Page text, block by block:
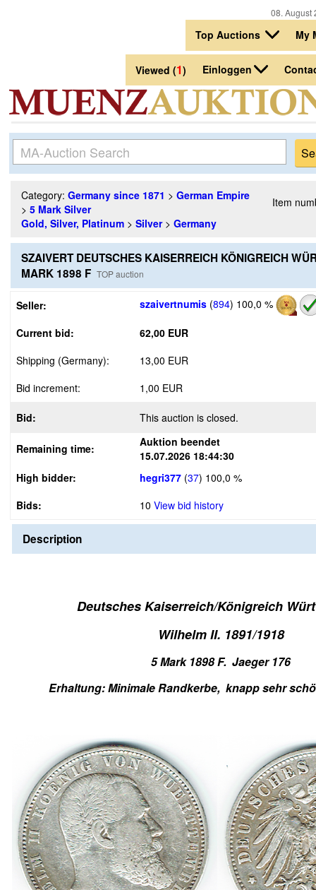
08.
Top Auctions My
Viewed (1) Einloggen
Category: Germany since 1871 > German Empire
> 5 Mark Silver
Gold, Silver, Platinum > Silver> Germany
Item
SZAIVERT DEUTSCHES KAISERREICH KÖNIGREICH
MARK 1898 F TOP auction
Seller: szaivertnumis (894) 100,0 %
Current bid:
62,00 EUR
Shipping (Germany):
13,00 EUR
Bid increment:
1,00 EUR
Bid: This auction is closed.
Remaining time:
Auktion beendet
15.07.2026 18:44:30
High bidder:
hegri377 (37) 100,0 %
Bids:
10 View bid history
Description
Deutsches Kaiserreich/Königreich
Wilhelm II. 1891/1918
5 Mark 1898 F. Jaeger 176
Erhaltung: Minimale Randkerbe, knapp sehr